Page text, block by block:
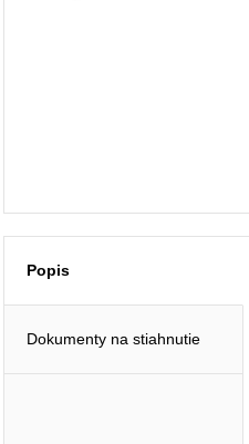
Popis
Dokumenty na stiahnutie